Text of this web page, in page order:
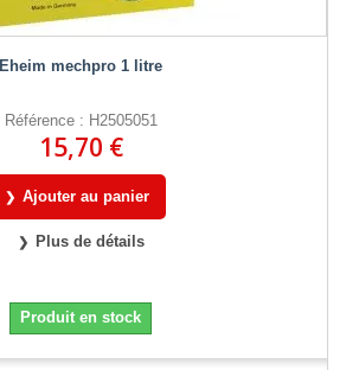
Eheim mechpro 1 litre
Référence : H2505051
15,70 €
Ajouter au panier
Plus de détails
Produit en stock